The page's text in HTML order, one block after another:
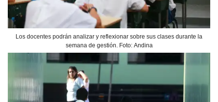
Los docentes podrán analizar y reflexionar sobre sus clases durante la
semana de gestión. Foto: Andina